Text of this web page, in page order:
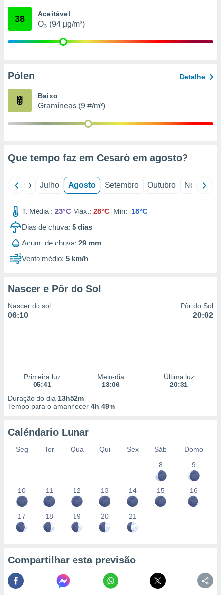
através
estudos
1199
38 Aceitável
O₃ (94 µg/m³)
Pólen Detalhe
Baixo
Gramíneas (9 #/m³)
Que tempo faz em Cesarò em agosto?
Junho Julho Agosto Setembro Outubro Novembro
T. Média : 23°C Máx.: 28°C Min: 18°C
Dias de chuva: 5 dias
Acum. de chuva: 29 mm
Vento médio: 5 km/h
Nascer e Pôr do Sol
Nascer do sol
06:10
Pôr do Sol
20:02
Primeira luz
05:41
Meio-dia
13:06
Última luz
20:31
Duração do dia 13h52m
Tempo para o amanhecer 4h 49m
Caléndario Lunar
Seg Ter Qua Qui Sex Sáb
Domo
8
9
10 11 12 13 14 15 16
17 18 19 20 21
Compartilhar esta previsão